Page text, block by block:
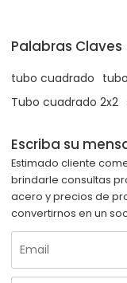
Palabras Claves
tubo cuadrado
Tubo cuadrado 2x2
Escriba su
Estimado cliente
brindarle consultas
acero y precios de
convertirnos en un